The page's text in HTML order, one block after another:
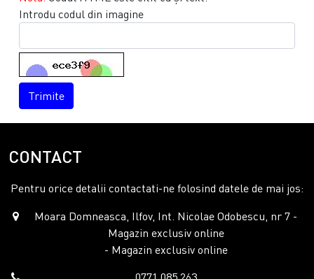
Introdu codul din imagine
Trimite
CONTACT
Pentru orice detalii contactati-ne folosind datele de mai jos:
Moara Domneasca, Ilfov, Int. Nicolae Odobescu, nr 7 -
Magazin exclusiv online
- Magazin exclusiv online